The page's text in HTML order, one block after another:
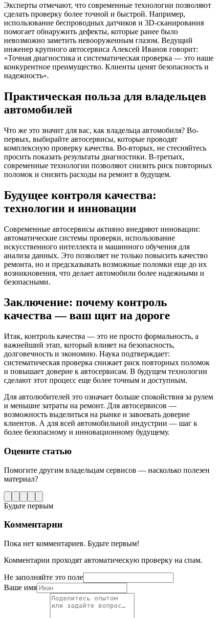
Эксперты отмечают, что современные технологии позволяют
сделать проверку более точной и быстрой. Например,
использование беспроводных датчиков и 3D-сканирования
помогает обнаружить дефекты, которые ранее было
невозможно заметить невооруженным глазом. Ведущий
инженер крупного автосервиса Алексей Иванов говорит:
«Точная диагностика и систематическая проверка — это наше
конкурентное преимущество. Клиенты ценят безопасность и
надежность».
Практическая польза для владельцев
автомобилей
Что же это значит для вас, как владельца автомобиля? Во-
первых, выбирайте автосервисы, которые проводят
комплексную проверку качества. Во-вторых, не стесняйтесь
просить показать результаты диагностики. В-третьих,
современные технологии позволяют снизить риск повторных
поломок и снизить расходы на ремонт в будущем.
Будущее контроля качества:
технологии и инновации
Современные автосервисы активно внедряют инновации:
автоматические системы проверки, использование
искусственного интеллекта и машинного обучения для
анализа данных. Это позволяет не только повысить качество
ремонта, но и предсказывать возможные поломки еще до их
возникновения, что делает автомобили более надежными и
безопасными.
Заключение: почему контроль
качества — ваш щит на дороге
Итак, контроль качества — это не просто формальность, а
важнейший этап, который влияет на безопасность,
долговечность и экономию. Наука подтверждает:
систематическая проверка снижает риск повторных поломок
и повышает доверие к автосервисам. В будущем технологии
сделают этот процесс еще более точным и доступным.
Для автолюбителей это означает больше спокойствия за рулем
и меньшие затраты на ремонт. Для автосервисов —
возможность выделиться на рынке и завоевать доверие
клиентов. А для всей автомобильной индустрии — шаг к
более безопасному и инновационному будущему.
Оцените статью
Помогите другим владельцам сервисов — насколько полезен
материал?
Будьте первым
Комментарии
Пока нет комментариев. Будьте первым!
Комментарии проходят автоматическую проверку на спам.
Не заполняйте это поле
Ваше имя